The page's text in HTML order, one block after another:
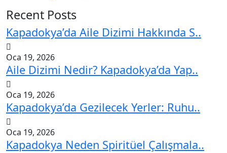
Recent Posts
Kapadokya’da Aile Dizimi Hakkında S..
Oca 19, 2026
Aile Dizimi Nedir? Kapadokya’da Yap..
Oca 19, 2026
Kapadokya’da Gezilecek Yerler: Ruhu..
Oca 19, 2026
Kapadokya Neden Spiritüel Çalışmala..